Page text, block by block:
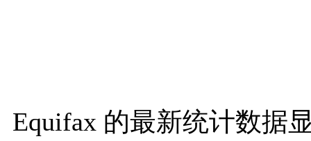
Equifax 的最新统计数据